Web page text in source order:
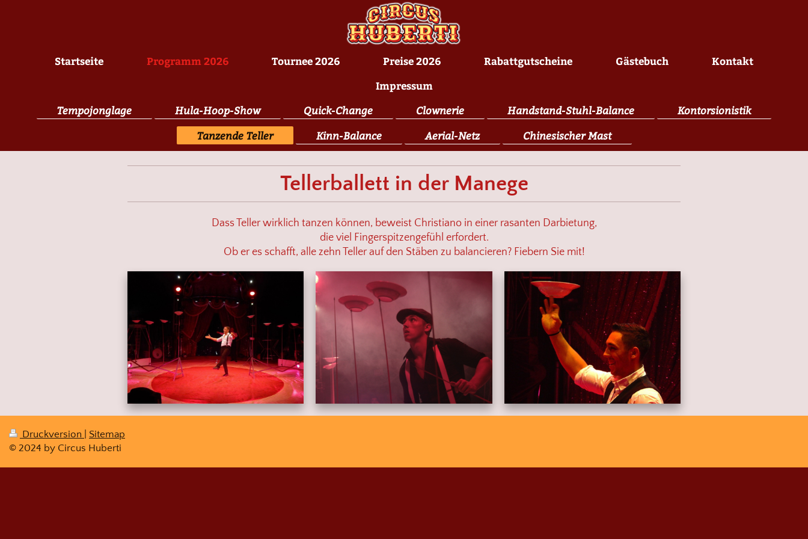
Startseite Programm 2026 Tournee 2026 Preise 2026 Rabattgutscheine Gästebuch
Kontakt
Impressum
Tempojonglage
Hula-Hoop-Show Quick-Change Clownerie Handstand-Stuhl-Balance
Kontorsionistik
Tanzende Teller
Kinn-Balance Aerial-Netz Chinesischer Mast
Tellerballett in der Manege
Dass Teller wirklich tanzen können, beweist Christiano in einer rasanten Darbietung,
die viel Fingerspitzengefühl erfordert.
Ob er es schafft, alle zehn Teller auf den Stäben zu balancieren? Fiebern Sie mit!
Druckversion
Sitemap
© 2024 by Circus Huberti